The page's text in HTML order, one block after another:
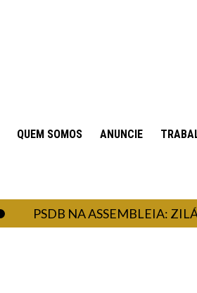
QUEM SOMOS ANUNCIE
PSDB NA ASSEMBLEIA: ZILÁ